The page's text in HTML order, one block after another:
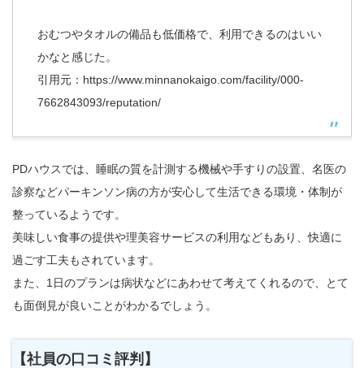
おむつやタオルの備品も低価格で、利用できるのはいい
かなと感じた。
引用元： https://www.minnanokaigo.com/facility/000-
7662843093/reputation/
PDハウスでは、睡眠の質を計測する機械や手すりの設置、名医の
診察などパーキンソン病の方が安心して生活できる環境・体制が
整っているようです。
美味しい食事の提供や理美容サービスの利用などもあり、快適に
過ごす工夫もされています。
また、1日のプランは病状などにあわせて考えてくれるので、とて
も面倒見が良いことがわかるでしょう。
【社員の口コミ評判】